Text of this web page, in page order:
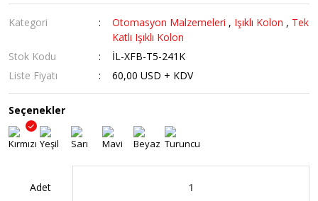
Kategori Otomasyon Malzemeleri , Işıklı Kolon , Tek
Katlı Işıklı Kolon
Stok Kodu
İL-XFB-T5-241K
Liste Fiyatı
60,00 USD + KDV
Seçenekler
Adet